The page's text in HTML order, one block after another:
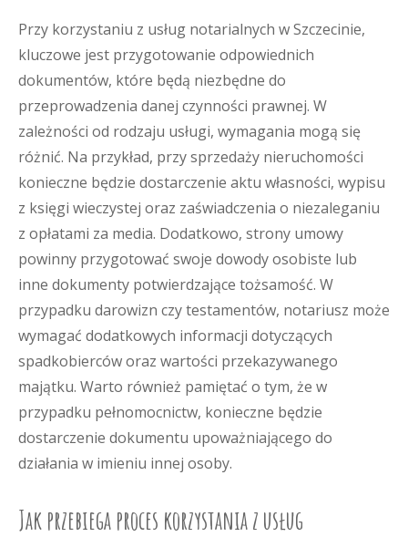
Przy korzystaniu z usług notarialnych w Szczecinie,
kluczowe jest przygotowanie odpowiednich
dokumentów, które będą niezbędne do
przeprowadzenia danej czynności prawnej. W
zależności od rodzaju usługi, wymagania mogą się
różnić. Na przykład, przy sprzedaży nieruchomości
konieczne będzie dostarczenie aktu własności, wypisu
z księgi wieczystej oraz zaświadczenia o niezaleganiu
z opłatami za media. Dodatkowo, strony umowy
powinny przygotować swoje dowody osobiste lub
inne dokumenty potwierdzające tożsamość. W
przypadku darowizn czy testamentów, notariusz może
wymagać dodatkowych informacji dotyczących
spadkobierców oraz wartości przekazywanego
majątku. Warto również pamiętać o tym, że w
przypadku pełnomocnictw, konieczne będzie
dostarczenie dokumentu upoważniającego do
działania w imieniu innej osoby.
Jak przebiega proces korzystania z usług